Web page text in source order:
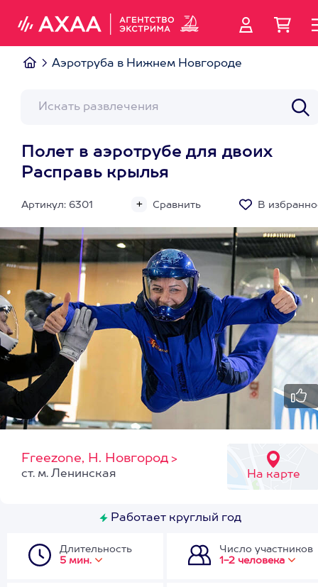
Аэротруба в Нижнем Новгороде
Полет в аэротрубе для двоих
Расправь крылья
Артикул: 6301 Сравнить В
Freezone, Н. Новгород >
На карте
ст. м. Ленинская
Работает круглый год
Длительность
5 мин.
Число участников
1-2 человека